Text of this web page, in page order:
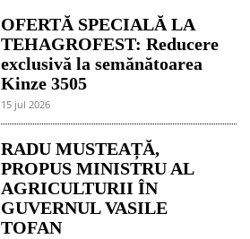
OFERTĂ SPECIALĂ LA
TEHAGROFEST: Reducere
exclusivă la semănătoarea
Kinze 3505
15 jul 2026
RADU MUSTEAȚĂ,
PROPUS MINISTRU AL
AGRICULTURII ÎN
GUVERNUL VASILE
TOFAN